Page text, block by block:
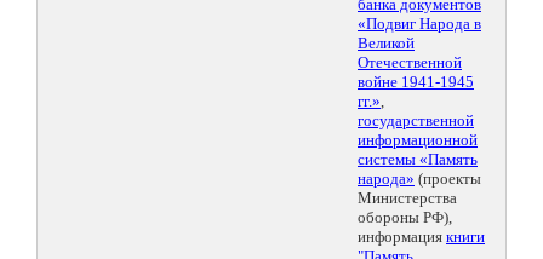
банка документов
«Подвиг Народа в
Великой
Отечественной
войне 1941-1945
гг.»,
государственной
информационной
системы «Память
народа» (проекты
Министерства
обороны РФ),
информация книги